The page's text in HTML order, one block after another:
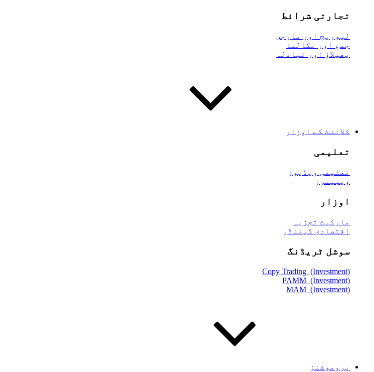
تجارتی شرائط
لیوریج اور مارجن
جمع اور نکالنا
پھیلاؤ اور تبادلہ
کلائنٹ کے اوزار
تعلیمی
تعلیمی ویڈیوز
ویبینرز
اوزار
مارکیٹ تجزیہ
اقتصادی کیلنڈر
سوشل ٹریڈنگ
Copy Trading (Investment)
PAMM (Investment)
MAM (Investment)
پروموشنز